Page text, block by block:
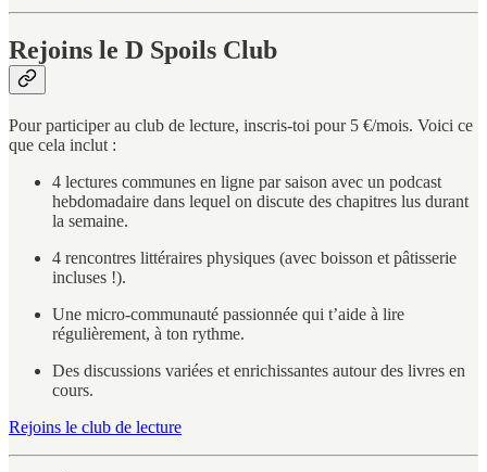
Rejoins le D Spoils Club
Pour participer au club de lecture, inscris-toi pour 5 €/mois. Voici ce
que cela inclut :
4 lectures communes en ligne par saison avec un podcast
hebdomadaire dans lequel on discute des chapitres lus durant
la semaine.
4 rencontres littéraires physiques (avec boisson et pâtisserie
incluses !).
Une micro-communauté passionnée qui t’aide à lire
régulièrement, à ton rythme.
Des discussions variées et enrichissantes autour des livres en
cours.
Rejoins le club de lecture